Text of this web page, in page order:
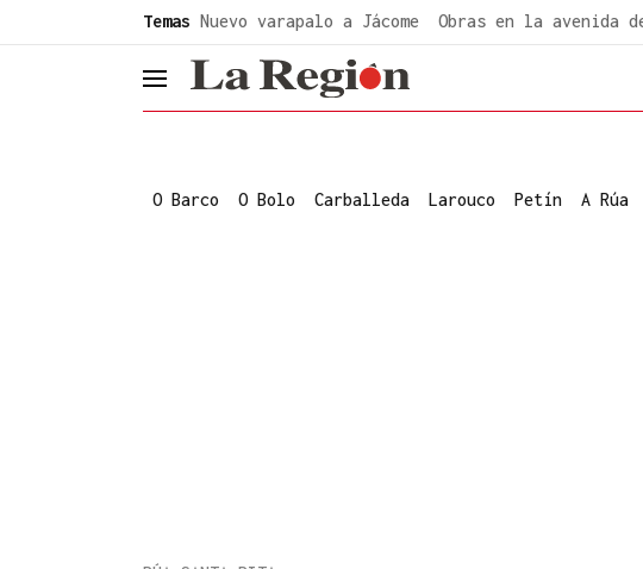
Temas Nuevo varapalo a Jácome Obras en la avenida
header.menu.open
O Barco O Bolo Carballeda Larouco Petín A Rúa